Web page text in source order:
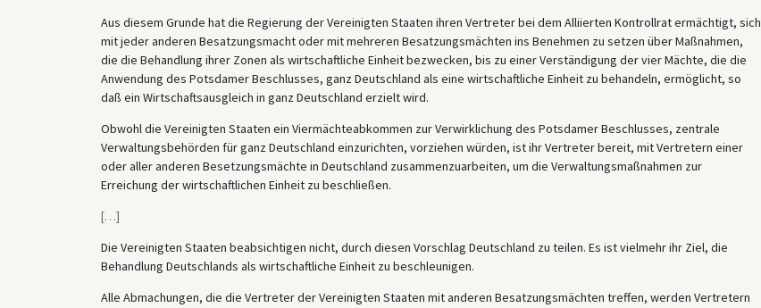
Aus diesem Grunde hat die Regierung der Vereinigten Staaten ihren Vertreter bei dem Alliierten Kontrollrat ermächtigt, sich
mit jeder anderen Besatzungsmacht oder mit mehreren Besatzungsmächten ins Benehmen zu setzen über Maßnahmen,
die die Behandlung ihrer Zonen als wirtschaftliche Einheit bezwecken, bis zu einer Verständigung der vier Mächte, die die
Anwendung des Potsdamer Beschlusses, ganz Deutschland als eine wirtschaftliche Einheit zu behandeln, ermöglicht, so
daß ein Wirtschaftsausgleich in ganz Deutschland erzielt wird.
Obwohl die Vereinigten Staaten ein Viermächteabkommen zur Verwirklichung des Potsdamer Beschlusses, zentrale
Verwaltungsbehörden für ganz Deutschland einzurichten, vorziehen würden, ist ihr Vertreter bereit, mit Vertretern einer
oder aller anderen Besetzungsmächte in Deutschland zusammenzuarbeiten, um die Verwaltungsmaßnahmen zur
Erreichung der wirtschaftlichen Einheit zu beschließen.
[…]
Die Vereinigten Staaten beabsichtigen nicht, durch diesen Vorschlag Deutschland zu teilen. Es ist vielmehr ihr Ziel, die
Behandlung Deutschlands als wirtschaftliche Einheit zu beschleunigen.
Alle Abmachungen, die die Vertreter der Vereinigten Staaten mit anderen Besatzungsmächten treffen, werden Vertretern